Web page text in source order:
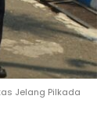
Jelang Pilkada